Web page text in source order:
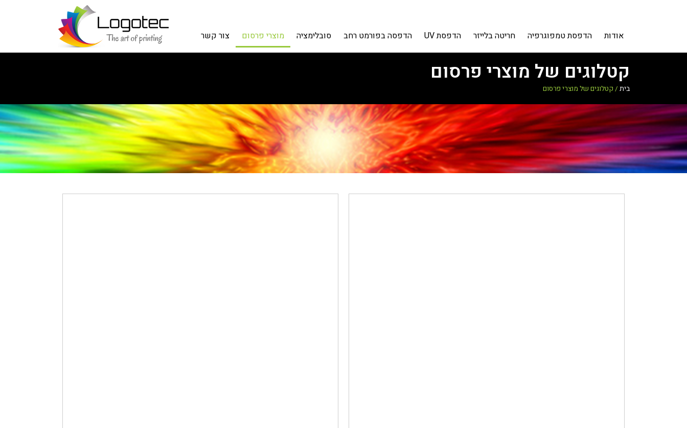
אודות הדפסת טמפוגרפיה חריטה בלייזר הדפסת UV הדפסה בפורמט רחב סובלימציה מוצרי פרסום צור קשר
קטלוגים של מוצרי פרסום
בית / קטלוגים של מוצרי פרסום